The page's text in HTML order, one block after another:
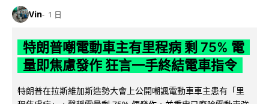
Vin 1 日
特朗普嘲電動車主有里程病 剩 75% 電
量即焦慮發作 狂言一手終結電車指令
特朗普在拉斯維加斯造勢大會上公開嘲諷電動車車主患有「里